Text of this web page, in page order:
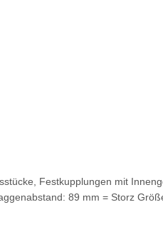
Festkupplungen mit
89 mm = Storz